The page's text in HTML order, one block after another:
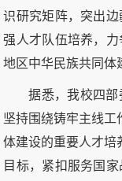
识研究矩阵，突出
强人才队伍培养，
地区中华民族共同体
据悉，我校四
坚持围绕铸牢主线工
体建设的重要人才培
目标，紧扣服务国